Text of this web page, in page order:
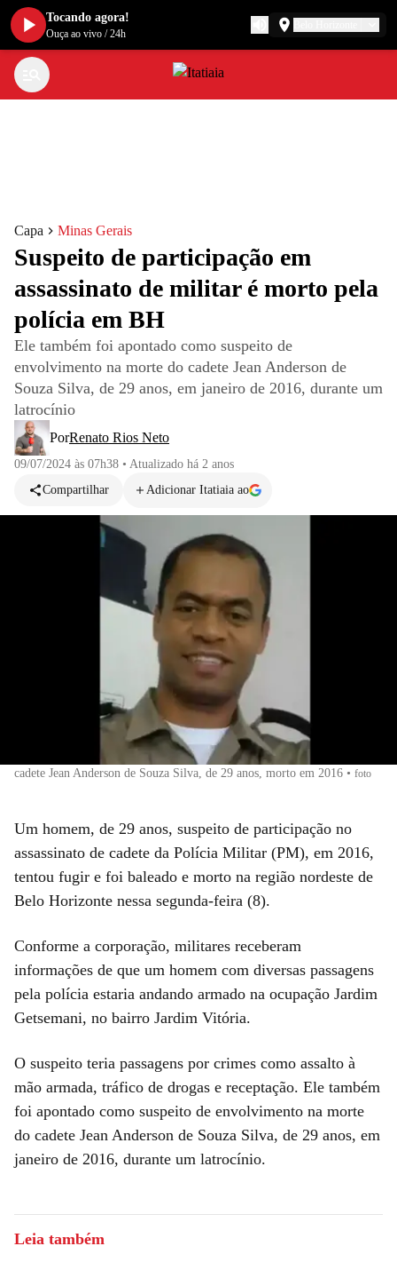
Capa Minas Gerais
Suspeito de participação em
assassinato de militar é morto pela
polícia em BH
Ele também foi apontado como suspeito de
envolvimento na morte do cadete Jean Anderson de
Souza Silva, de 29 anos, em janeiro de 2016, durante um
latrocínio
PorRenato Rios Neto
09/07/2024 às 07h38 • Atualizado há 2 anos
Compartilhar
Adicionar Itatiaia ao
cadete Jean Anderson de Souza Silva, de 29 anos, morto em 2016 • foto
Um homem, de 29 anos, suspeito de participação no
assassinato de cadete da Polícia Militar (PM), em 2016,
tentou fugir e foi baleado e morto na região nordeste de
Belo Horizonte nessa segunda-feira (8).
Conforme a corporação, militares receberam
informações de que um homem com diversas passagens
pela polícia estaria andando armado na ocupação Jardim
Getsemani, no bairro Jardim Vitória.
O suspeito teria passagens por crimes como assalto à
mão armada, tráfico de drogas e receptação. Ele também
foi apontado como suspeito de envolvimento na morte
do cadete Jean Anderson de Souza Silva, de 29 anos, em
janeiro de 2016, durante um latrocínio.
Leia também
Tocando agora!
Ouça ao vivo /24h